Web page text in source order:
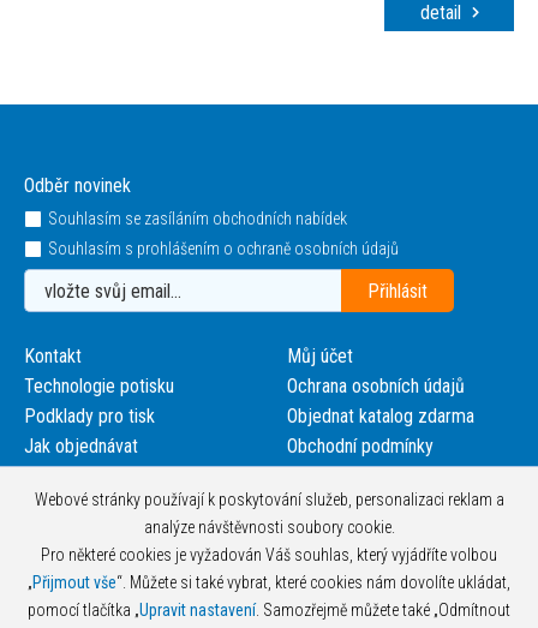
detail
Webové stránky používají k poskytování služeb, personalizaci reklam a
analýze návštěvnosti soubory cookie.
Pro některé cookies je vyžadován Váš souhlas, který vyjádříte volbou
„Přijmout vše“. Můžete si také vybrat, které cookies nám dovolíte ukládat,
pomocí tlačítka „Upravit nastavení. Samozřejmě můžete také „Odmítnout
Odběr novinek
Souhlasím se zasíláním obchodních nabídek
Souhlasím s prohlášením o ochraně osobních údajů
Kontakt
Technologie potisku
Podklady pro tisk
Jak objednávat
Můj účet
Ochrana osobních údajů
Objednat katalog zdarma
Obchodní podmínky